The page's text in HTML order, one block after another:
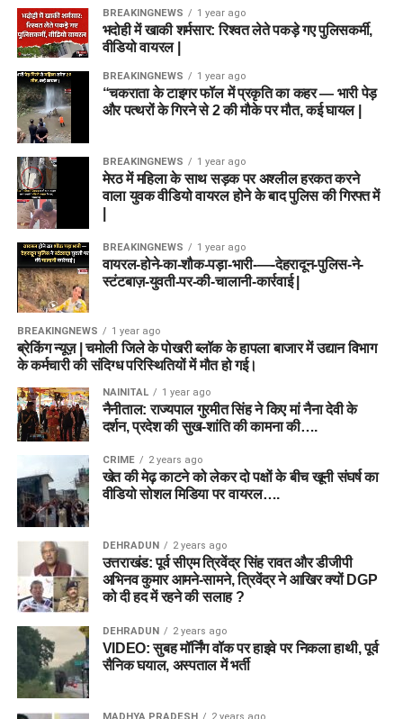
BREAKINGNEWS 1 year ago
भदोही में खाकी शर्मसार: रिश्वत लेते पकड़े गए पुलिसकर्मी,
वीडियो वायरल |
BREAKINGNEWS 1 year ago
“चकराता के टाइगर फॉल में प्रकृति का कहर — भारी पेड़
और पत्थरों के गिरने से 2 की मौके पर मौत, कई घायल |
BREAKINGNEWS 1 year ago
मेरठ में महिला के साथ सड़क पर अश्लील हरकत करने
वाला युवक वीडियो वायरल होने के बाद पुलिस की गिरफ्त में
BREAKINGNEWS 1 year ago
वायरल-होने-का-शौक-पड़ा-भारी-—-देहरादून-पुलिस-ने-
स्टंटबाज़-युवती-पर-की-चालानी-कार्रवाई |
BREAKINGNEWS 1 year ago
ब्रेकिंग न्यूज़ | चमोली जिले के पोखरी ब्लॉक के हापला बाजार में उद्यान विभाग
के कर्मचारी की संदिग्ध परिस्थितियों में मौत हो गई।
NAINITAL 1 year ago
नैनीताल: राज्यपाल गुरमीत सिंह ने किए मां नैना देवी के
दर्शन, प्रदेश की सुख-शांति की कामना की….
CRIME 2 years ago
खेत की मेढ़ काटने को लेकर दो पक्षों के बीच खूनी संघर्ष का
वीडियो सोशल मिडिया पर वायरल….
DEHRADUN 2 years ago
उत्तराखंड: पूर्व सीएम त्रिवेंद्र सिंह रावत और डीजीपी
अभिनव कुमार आमने-सामने, त्रिवेंद्र ने आखिर क्यों DGP
को दी हद में रहने की सलाह ?
DEHRADUN 2 years ago
VIDEO: सुबह मॉर्निंग वॉक पर हाइवे पर निकला हाथी, पूर्व
सैनिक घयाल, अस्पताल में भर्ती
MADHYA PRADESH 2 years ago